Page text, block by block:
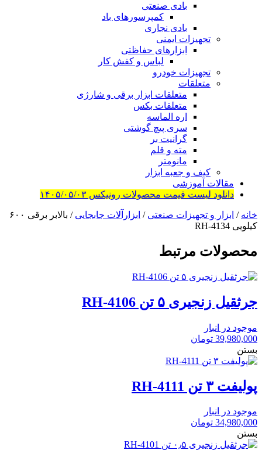
بادی صنعتی
کمپرسورهای باد
بادی نجاری
تجهیزات ایمنی
ابزارهای حفاظتی
لباس و کفش کار
تجهیزات خودرو
متعلقات
متعلقات ابزار برقی و شارژی
متعلقات بکس
اره الماسه
سری پیچ گوشتی
گرانیت بر
مته و قلم
مانومتر
کیف و جعبه ابزار
مقالات آموزشی
دانلود لیست قیمت محصولات رونیکس ۱۴۰۵/۰۵/۰۳
خانه / ابزار و تجهیزات صنعتی / ابزارآلات جابجایی
/ بالابر برقی ۶۰۰
کیلویی RH-4134
محصولات مرتبط
جرثقیل زنجیری ۵ تن RH-4106
موجود در انبار
39,980,000 تومان
بستن
پولیفت ۳ تن RH-4111
موجود در انبار
34,980,000 تومان
بستن